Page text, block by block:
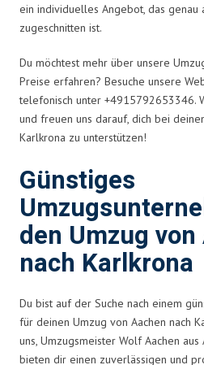
ein individuelles Angebot, das genau
zugeschnitten ist.
Du möchtest mehr über unsere
Preise erfahren? Besuche unsere
telefonisch unter +4915792653346.
und freuen uns darauf, dich bei
Karlkrona zu unterstützen!
Günstiges
den Umzug
nach Karlkrona
Du bist auf der Suche nach einem
für deinen Umzug von Aachen nach
uns, Umzugsmeister Wolf Aachen
bieten dir einen zuverlässigen und